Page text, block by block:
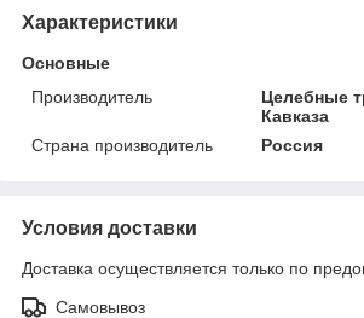
Характеристики
Основные
Производитель
Целебные
Кавказа
Страна производитель
Россия
Условия доставки
Доставка осуществляется только по
Самовывоз